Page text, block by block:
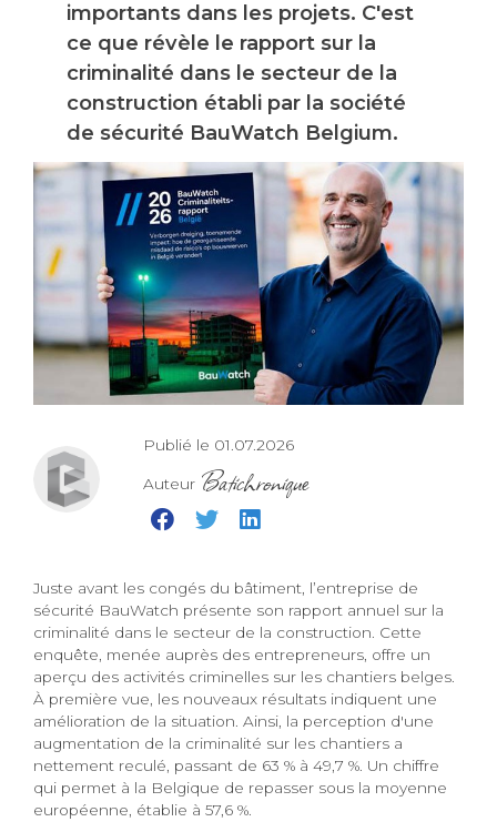
importants dans les projets. C'est
ce que révèle le rapport sur la
criminalité dans le secteur de la
construction établi par la société
de sécurité BauWatch Belgium.
Publié le 01.07.2026
Auteur Batichronique
Juste avant les congés du bâtiment, l’entreprise de
sécurité BauWatch présente son rapport annuel sur la
criminalité dans le secteur de la construction. Cette
enquête, menée auprès des entrepreneurs, offre un
aperçu des activités criminelles sur les chantiers belges.
À première vue, les nouveaux résultats indiquent une
amélioration de la situation. Ainsi, la perception d'une
augmentation de la criminalité sur les chantiers a
nettement reculé, passant de 63 % à 49,7 %. Un chiffre
qui permet à la Belgique de repasser sous la moyenne
européenne, établie à 57,6 %.